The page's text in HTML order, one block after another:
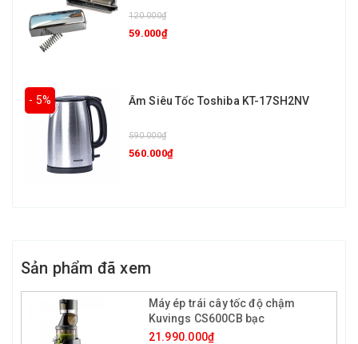
120.000₫
59.000₫
- 5% Ấm Siêu Tốc Toshiba KT-17SH2NV
590.000₫
560.000₫
Sản phẩm đã xem
Máy ép trái cây tốc độ chậm
Kuvings CS600CB bạc
21.990.000₫